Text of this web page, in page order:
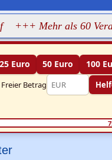
Mehr als 60
25 Euro 50 Euro 100
Freier Betrag